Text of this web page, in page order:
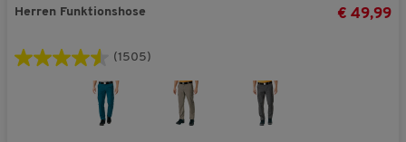
Herren Funktionshose € 49,99
(1505)